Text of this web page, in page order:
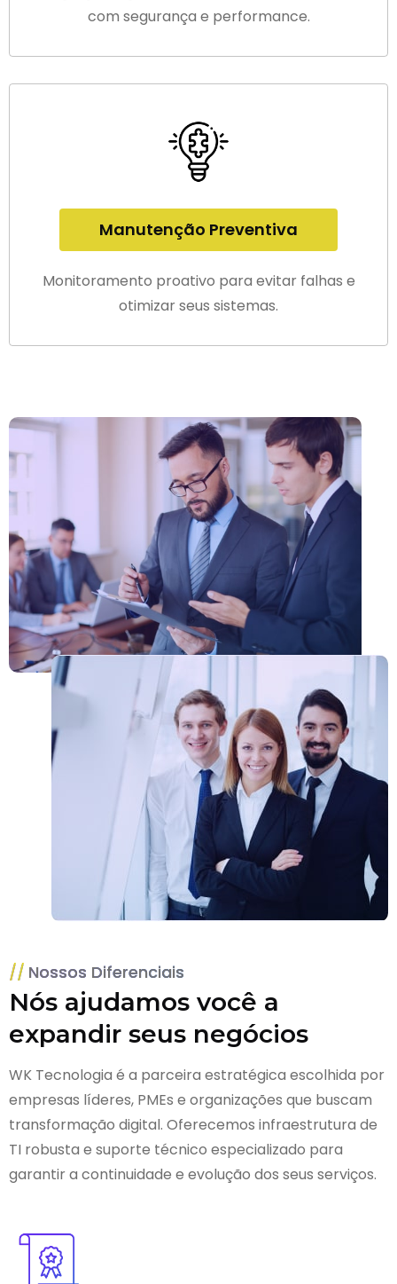
com segurança e performance.
Manutenção Preventiva
Monitoramento proativo para evitar falhas e
otimizar seus sistemas.
Nossos Diferenciais
Nós ajudamos você a
expandir seus negócios
WK Tecnologia é a parceira estratégica escolhida por
empresas líderes, PMEs e organizações que buscam
transformação digital. Oferecemos infraestrutura de
TI robusta e suporte técnico especializado para
garantir a continuidade e evolução dos seus serviços.